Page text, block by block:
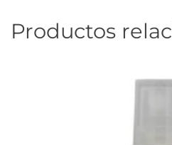
Productos